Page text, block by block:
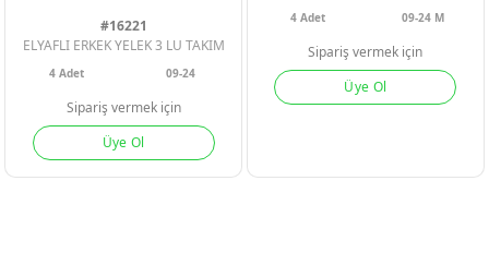
#16221
ELYAFLI ERKEK YELEK 3 LU TAKIM
4 Adet 09-24
Sipariş vermek için
Üye Ol
4Adet 09-24 M
Sipariş vermek için
Üye Ol